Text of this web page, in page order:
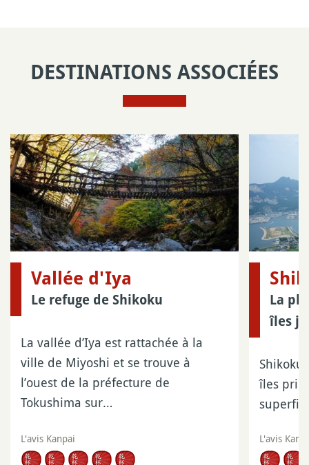
DESTINATIONS ASSOCIÉES
Vallée d'Iya
Le refuge de Shikoku
La vallée d’Iya est rattachée à la
ville de Miyoshi et se trouve à
l’ouest de la préfecture de
Tokushima sur…
L'avis Kanpai
La
îles
îles
L'avis